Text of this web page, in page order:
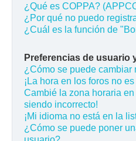
¿Qué es COPPA?
¿Por qué no puedo
¿Cuál es la función de
Preferencias de usuario
¿Cómo se puede cambiar
¡La hora en los foros no
Cambié la zona horaria
siendo incorrecto!
¡Mi idioma no está en la
¿Cómo se puede poner